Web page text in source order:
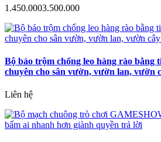
1.450.0003.500.000
Bộ báo trộm chống leo hàng rào bằng
chuyên cho sân vườn, vườn lan, vườn
Liên hệ